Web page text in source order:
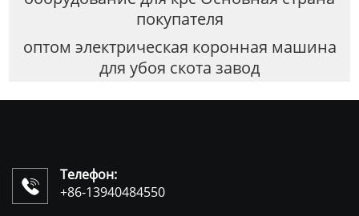
покупателя
оптом электрическая коронная машина
для убоя скота завод

Телефон:
+86-13940484550